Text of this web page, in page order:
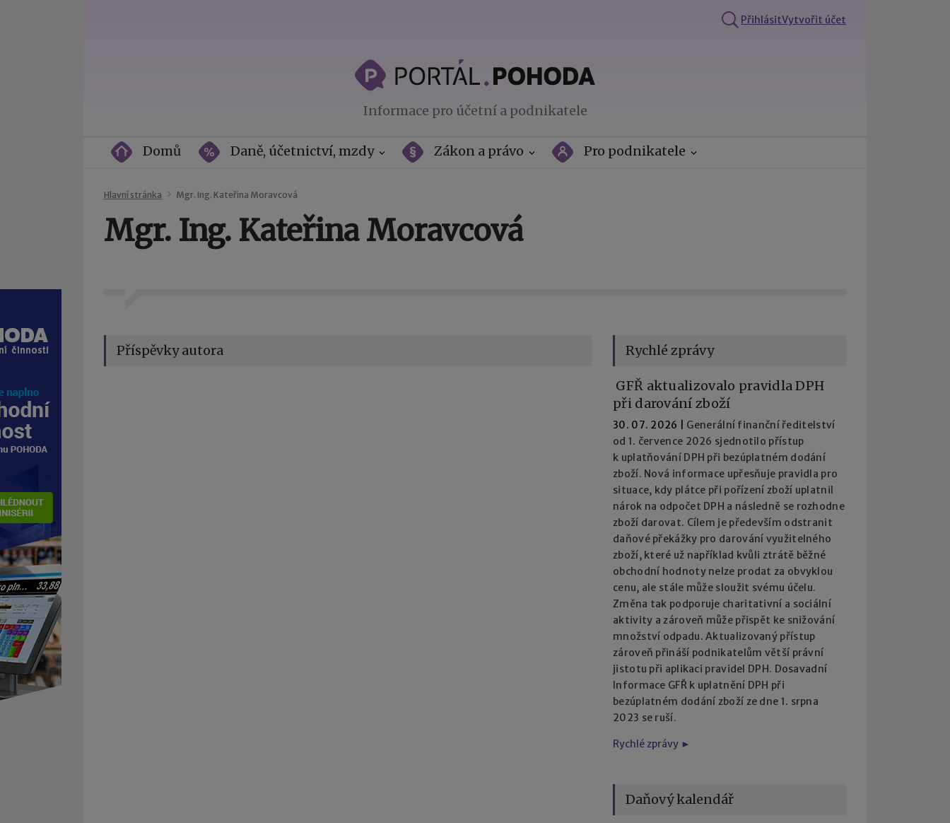
PřihlásitVytvořit účet
Informace pro účetní a podnikatele
Domů Daně, účetnictví, mzdy Zákon a právo Pro podnikatele
Hlavní stránka Mgr. Ing. Kateřina Moravcová
Mgr. Ing. Kateřina Moravcová
Příspěvky autora Rychlé zprávy
GFŘ aktualizovalo pravidla DPH
při darování zboží
30. 07. 2026
Generální finanční ředitelství
od 1. července 2026 sjednotilo přístup
k uplatňování DPH při bezúplatném dodání
zboží. Nová informace upřesňuje pravidla pro
situace, kdy plátce při pořízení zboží uplatnil
nárok na odpočet DPH a následně se rozhodne
zboží darovat. Cílem je především odstranit
daňové překážky pro darování využitelného
zboží, které už například kvůli ztrátě běžné
obchodní hodnoty nelze prodat za obvyklou
cenu, ale stále může sloužit svému účelu.
Změna tak podporuje charitativní a sociální
aktivity a zároveň může přispět ke snižování
množství odpadu. Aktualizovaný přístup
zároveň přináší podnikatelům větší právní
jistotu při aplikaci pravidel DPH. Dosavadní
Informace GFŘ k uplatnění DPH při
bezúplatném dodání zboží ze dne 1. srpna
2023 se ruší.
Rychlé zprávy ►
Daňový kalendář